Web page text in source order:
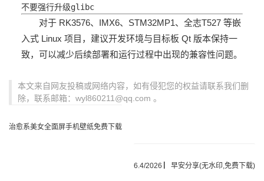
不要强行升级glibc
对于 RK3576、IMX6、STM32MP1、全志T527 等嵌
入式 Linux 项目，建议开发环境与目标板 Qt 版本保持一
致，可以减少后续部署和运行过程中出现的兼容性问题。
本文来自网友投稿或网络内容，如有侵犯您的权益请联系我们删
除，联系邮箱：wyl860211@qq.com 。
治愈系美女全面屏手机壁纸免费下载
6.4/2026 ▏早安分享(无水印,免费下载)